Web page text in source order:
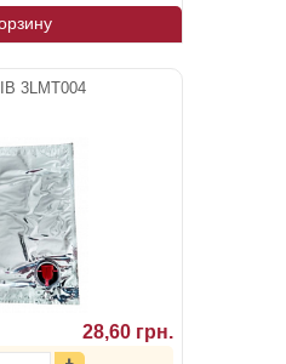
3LMT004
28,60 грн.